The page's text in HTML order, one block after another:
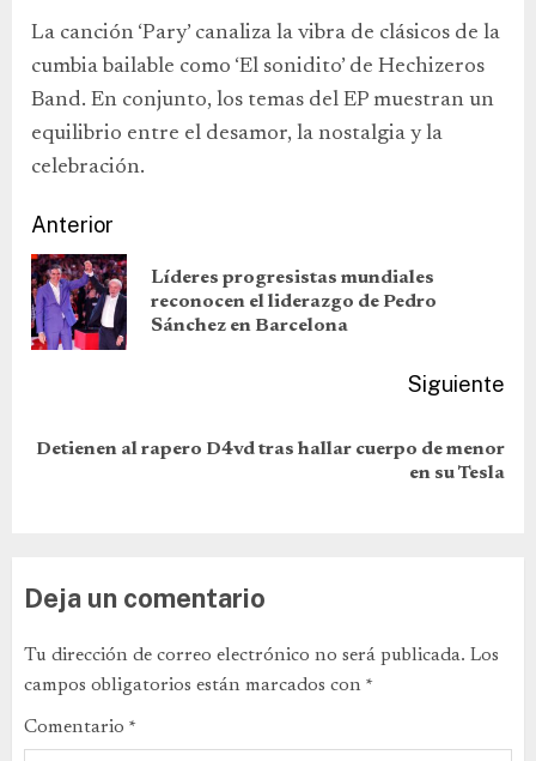
La canción ‘Pary’ canaliza la vibra de clásicos de la
cumbia bailable como ‘El sonidito’ de Hechizeros
Band. En conjunto, los temas del EP muestran un
equilibrio entre el desamor, la nostalgia y la
celebración.
Anterior
Líderes progresistas mundiales
reconocen el liderazgo de Pedro
Sánchez en Barcelona
Siguiente
Detienen al rapero D4vd tras hallar cuerpo de menor
en su Tesla
Deja un comentario
Tu dirección de correo electrónico no será publicada. Los
campos obligatorios están marcados con *
Comentario *